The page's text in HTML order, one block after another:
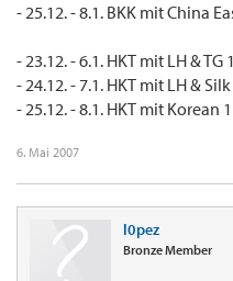
- 25.12. - 8.1. BKK mit China
- 23.12. - 6.1. HKT mit LH & TG
- 24.12. - 7.1. HKT mit LH &
- 25.12. - 8.1. HKT mit Korean
6. Mai 2007
l0pez
Bronze Member